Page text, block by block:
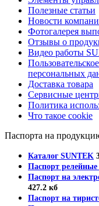
Полезные статьи
Новости
Фотогалерея
Отзывы о
Видео работы
персональных
Доставка товара
Сервисные
Политика
Что такое cookie
Паспорта на
Каталог SUNTEK
Паспорт
Паспорт на
427.2 кб
Паспорт на